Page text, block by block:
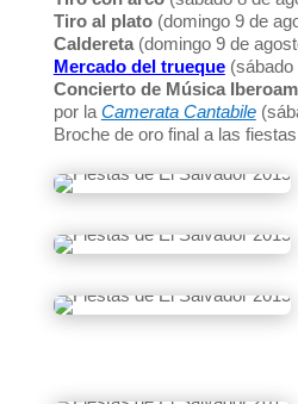
Tiro al plato(domingo 9 de
Caldereta(domingo 9 de
Mercado del trueque(sábado
Concierto de Música
por la Camerata Cantabile
Broche de oro final a las